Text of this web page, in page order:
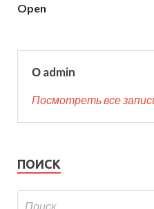
Open
О admin
Посмотреть все
ПОИСК